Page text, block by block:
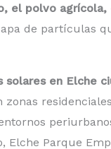
el polvo agrícola,
de partículas
solares en Elche
Elche Parque